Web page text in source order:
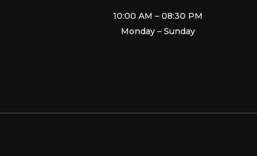
10:00 AM – 08:30 PM
Monday – Sunday